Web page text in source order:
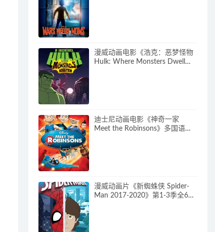
漫威动画电影《浩克：恶梦怪物
Hulk: Where Monsters Dwell》
迪士尼动画电影《神奇一家
Meet the Robinsons》多国语言
漫威动画片《新蜘蛛侠 Spider-
Man 2017-2020》第1-3季全64